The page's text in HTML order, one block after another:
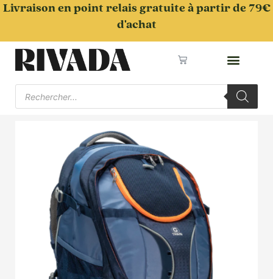
Aller
Livraison en point relais gratuite à partir de 79€
d'achat
Panier
Recherche
produits